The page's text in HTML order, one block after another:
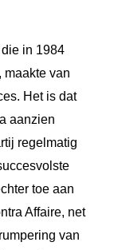
in 1984
maakte van
Het is dat
aanzien
regelmatig
toe aan
Affaire, net
van